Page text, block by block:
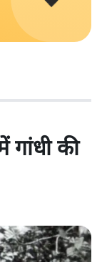
गांधी की